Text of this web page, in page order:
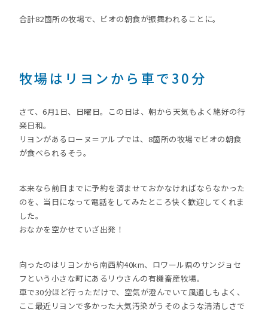
合計82箇所の牧場で、ビオの朝食が振舞われることに。
牧場はリヨンから車で30分
さて、6月1日、日曜日。この日は、朝から天気もよく絶好の行
楽日和。
リヨンがあるローヌ＝アルプでは、8箇所の牧場でビオの朝食
が食べられるそう。
本来なら前日までに予約を済ませておかなければならなかった
のを、当日になって電話をしてみたところ快く歓迎してくれま
した。
おなかを空かせていざ出発！
向ったのはリヨンから南西約40km、ロワール県のサンジョセ
フという小さな町にあるリウさんの有機畜産牧場。
車で30分ほど行っただけで、空気が澄んでいて風通しもよく、
ここ最近リヨンで多かった大気汚染がうそのような清清しさで